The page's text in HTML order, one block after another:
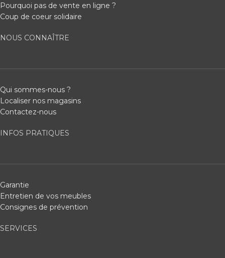
Pourquoi pas de vente en ligne ?
Coup de coeur solidaire
NOUS CONNAÎTRE
Qui sommes-nous ?
Localiser nos magasins
Contactez-nous
INFOS PRATIQUES
Garantie
Entretien de vos meubles
Consignes de prévention
SERVICES